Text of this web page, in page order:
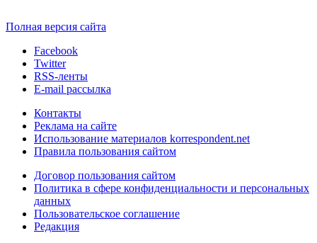
Полная версия сайта
Facebook
Twitter
RSS-ленты
E-mail рассылка
Контакты
Реклама на сайте
Использование материалов korrespondent.net
Правила пользования сайтом
Договор пользования сайтом
Политика в сфере конфиденциальности и персональных
данных
Пользовательское соглашение
Редакция